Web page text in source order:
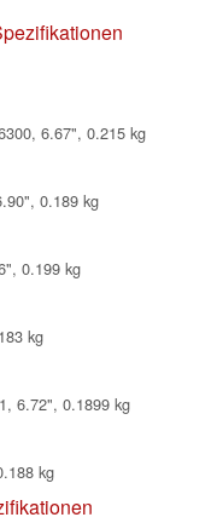
6.67", 0.215 kg
0.189 kg
0.199 kg
kg
6.72", 0.1899 kg
kg